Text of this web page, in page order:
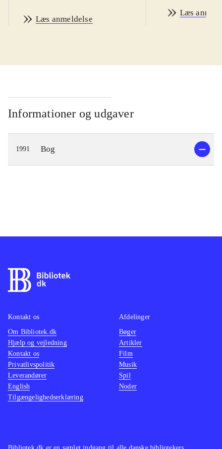
Læs anmeldelse
Læs
Informationer og udgaver
1991 Bog
Kontakt os
Om Bibliotek.dk
Hjælp og vejledning
Kontakt os
Privatlivspolitik
Leverandører
English
Tilgængelighedserklæring
Afdelinger
Bøger
Artikler
Film
Musik
Spil
Noder